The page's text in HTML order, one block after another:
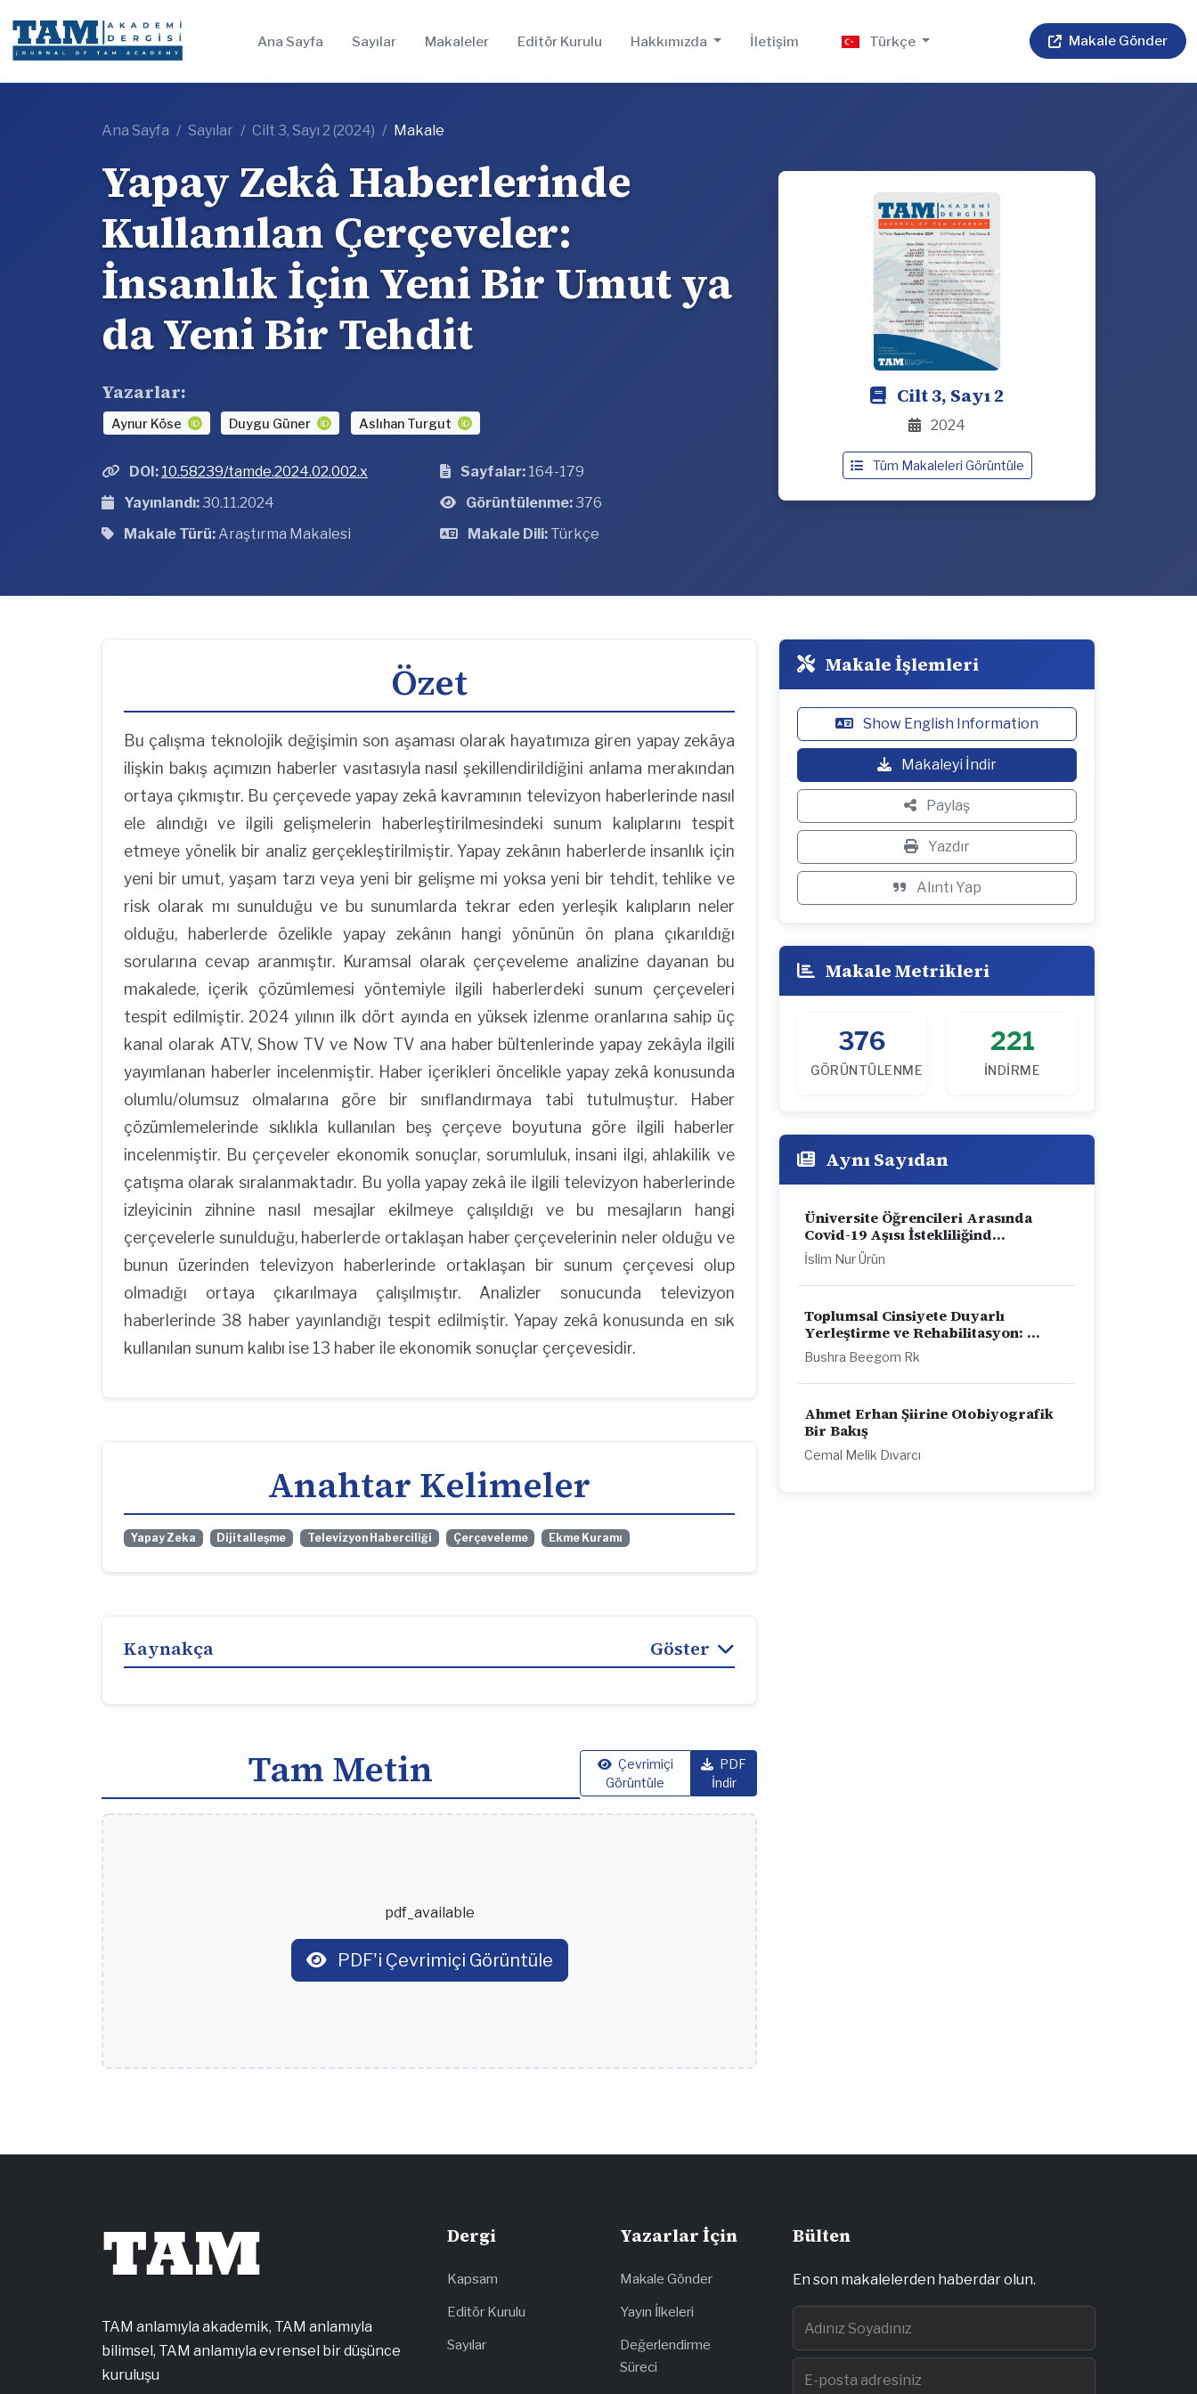
Ana Sayfa Sayılar Makaleler Editör Kurulu Hakkımızda İletişim Türkçe Makale Gönder
Ana Sayfa Sayılar Cilt 3, Sayı 2 (2024) Makale
Yapay Zekâ Haberlerinde
Kullanılan Çerçeveler:
İnsanlık İçin Yeni Bir Umut ya
da Yeni Bir Tehdit
Yazarlar:
Aynur Köse Duygu Güner Aslıhan Turgut
DOI: 10.58239/tamde.2024.02.002.x Sayfalar: 164-179
Yayınlandı:30.11.2024 Görüntülenme:376
Makale Türü: Araştırma Makalesi Makale Dili: Türkçe
Cilt 3, Sayı 2
2024
Tüm Makaleleri Görüntüle
Özet
Bu çalışma teknolojik değişimin son aşaması olarak hayatımıza giren yapay zekâya
ilişkin bakış açımızın haberler vasıtasıyla nasıl şekillendirildiğini anlama merakından
ortaya çıkmıştır. Bu çerçevede yapay zekâ kavramının televizyon haberlerinde nasıl
ele alındığı ve ilgili gelişmelerin haberleştirilmesindeki sunum kalıplarını tespit
etmeye yönelik bir analiz gerçekleştirilmiştir. Yapay zekânın haberlerde insanlık için
yeni bir umut, yaşam tarzı veya yeni bir gelişme mi yoksa yeni bir tehdit, tehlike ve
risk olarak mı sunulduğu ve bu sunumlarda tekrar eden yerleşik kalıpların neler
olduğu, haberlerde özelikle yapay zekânın hangi yönünün ön plana çıkarıldığı
sorularına cevap aranmıştır. Kuramsal olarak çerçeveleme analizine dayanan bu
makalede, içerik çözümlemesi yöntemiyle ilgili haberlerdeki sunum çerçeveleri
tespit edilmiştir. 2024 yılının ilk dört ayında en yüksek izlenme oranlarına sahip üç
kanal olarak ATV, Show TV ve Now TV ana haber bültenlerinde yapay zekâyla ilgili
yayımlanan haberler incelenmiştir. Haber içerikleri öncelikle yapay zekâ konusunda
olumlu/olumsuz olmalarına göre bir sınıflandırmaya tabi tutulmuştur. Haber
çözümlemelerinde sıklıkla kullanılan beş çerçeve boyutuna göre ilgili haberler
incelenmiştir. Bu çerçeveler ekonomik sonuçlar, sorumluluk, insani ilgi, ahlakilik ve
çatışma olarak sıralanmaktadır. Bu yolla yapay zekâ ile ilgili televizyon haberlerinde
izleyicinin zihnine nasıl mesajlar ekilmeye çalışıldığı ve bu mesajların hangi
çerçevelerle sunulduğu, haberlerde ortaklaşan haber çerçevelerinin neler olduğu ve
bunun üzerinden televizyon haberlerinde ortaklaşan bir sunum çerçevesi olup
olmadığı ortaya çıkarılmaya çalışılmıştır. Analizler sonucunda televizyon
haberlerinde 38 haber yayınlandığı tespit edilmiştir. Yapay zekâ konusunda en sık
kullanılan sunum kalıbı ise 13 haber ile ekonomik sonuçlar çerçevesidir.
Anahtar Kelimeler
Yapay Zeka Dijitalleşme Televizyon Haberciliği Çerçeveleme Ekme Kuramı
Kaynakça Göster
Tam Metin
Görüntüle
PDF
İndir
pdf_available
PDF'i Çevrimiçi Görüntüle
Makale İşlemleri
Show English Information
Makaleyi İndir
Paylaş
Yazdır
Alıntı Yap
Makale Metrikleri
376
GÖRÜNTÜLENME
221
İNDIRME
Aynı Sayıdan
Üniversite Öğrencileri Arasında
Covid-19 Aşısı İstekliliğind...
İslim Nur Ürün
Toplumsal Cinsiyete Duyarlı
Yerleştirme ve Rehabilitasyon: ...
Bushra Beegom Rk
Ahmet Erhan Şiirine Otobiyografik
Bir Bakış
Cemal Melik Dıvarcı
TAM
TAM anlamıyla akademik, TAM anlamıyla
bilimsel, TAM anlamıyla evrensel bir düşünce
kuruluşu
Dergi
Kapsam
Editör Kurulu
Sayılar
Yazarlar İçin
Makale Gönder
Yayın İlkeleri
Değerlendirme
Süreci
Bülten
En son makalelerden haberdar olun.